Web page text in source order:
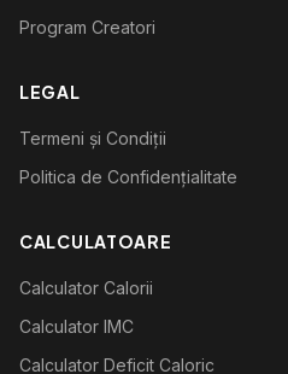
Program Creatori
LEGAL
Termeni și Condiții
Politica de Confidențialitate
CALCULATOARE
Calculator Calorii
Calculator IMC
Calculator Deficit Caloric